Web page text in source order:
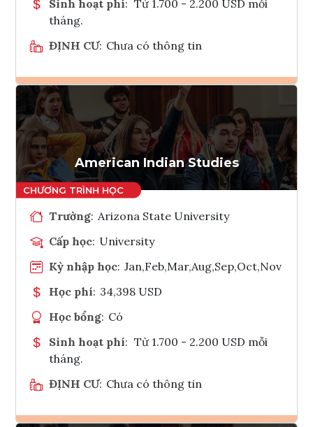
Sinh hoạt phí: Từ 1.700 - 2.200 USD mỗi
tháng.
ĐỊNH CƯ: Chưa có thông tin
Ghi danh
Tham vấn Interlink
American Indian Studies
Trường: Arizona State University
Cấp học: University
Kỳ nhập học: Jan,Feb,Mar,Aug,Sep,Oct,Nov
Học phí: 34,398 USD
Học bổng: Có
Sinh hoạt phí: Từ 1.700 - 2.200 USD mỗi
tháng.
ĐỊNH CƯ: Chưa có thông tin